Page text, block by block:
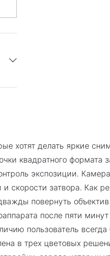
хотят делать яркие
квадратного формата
экспозиции.
затвора. Как
повернуть
после пяти
пользователь всегда
в трех цветовых